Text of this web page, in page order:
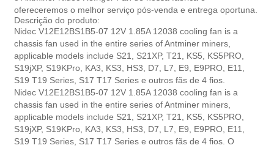
ofereceremos o melhor serviço pós-venda e entrega oportuna.
Descrição do produto:
Nidec V12E12BS1B5-07 12V 1.85A 12038 cooling fan is a
chassis fan used in the entire series of Antminer miners,
applicable models include S21, S21XP, T21, KS5, KS5PRO,
S19jXP, S19KPro, KA3, KS3, HS3, D7, L7, E9, E9PRO, E11,
S19 T19 Series, S17 T17 Series e outros fãs de 4 fios.
Nidec V12E12BS1B5-07 12V 1.85A 12038 cooling fan is a
chassis fan used in the entire series of Antminer miners,
applicable models include S21, S21XP, T21, KS5, KS5PRO,
S19jXP, S19KPro, KA3, KS3, HS3, D7, L7, E9, E9PRO, E11,
S19 T19 Series, S17 T17 Series e outros fãs de 4 fios. O